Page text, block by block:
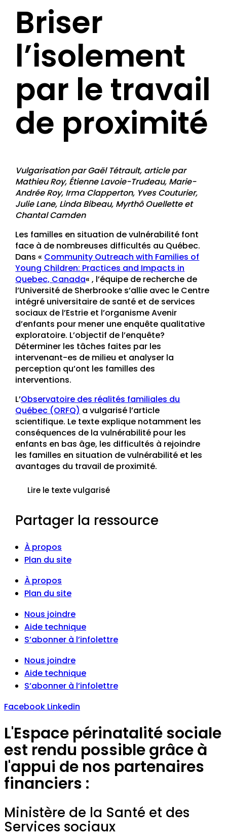
Briser
l’isolement
par le travail
de proximité
Vulgarisation par Gaël Tétrault, article par
Mathieu Roy, Étienne Lavoie-Trudeau, Marie-
Andrée Roy, Irma Clapperton, Yves Couturier,
Julie Lane, Linda Bibeau, Myrthô Ouellette et
Chantal Camden
Les familles en situation de vulnérabilité font
face à de nombreuses difficultés au Québec.
Dans « Community Outreach with Families of
Young Children: Practices and Impacts in
Quebec, Canada« , l’équipe de recherche de
l’Université de Sherbrooke s’allie avec le Centre
intégré universitaire de santé et de services
sociaux de l’Estrie et l’organisme Avenir
d’enfants pour mener une enquête qualitative
exploratoire. L’objectif de l’enquête?
Déterminer les tâches faites par les
intervenant-es de milieu et analyser la
perception qu’ont les familles des
interventions.
L’Observatoire des réalités familiales du
Québec (ORFQ) a vulgarisé l’article
scientifique. Le texte explique notamment les
conséquences de la vulnérabilité pour les
enfants en bas âge, les difficultés à rejoindre
les familles en situation de vulnérabilité et les
avantages du travail de proximité.
Lire le texte vulgarisé
Partager la ressource
À propos
Plan du site
À propos
Plan du site
Nous joindre
Aide technique
S’abonner à l’infolettre
Nous joindre
Aide technique
S’abonner à l’infolettre
Facebook Linkedin
L'Espace périnatalité sociale
est rendu possible grâce à
l'appui de nos partenaires
financiers :
Ministère de la Santé et des
Services sociaux